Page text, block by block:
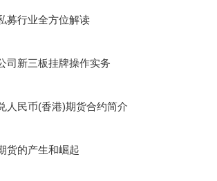
募行业全方位解读
司新三板挂牌操作实务
人民币(香港)期货合约简介
货的产生和崛起